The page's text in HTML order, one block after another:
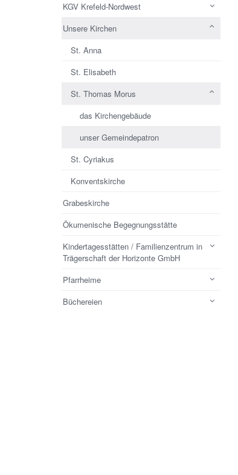
KGV Krefeld-Nordwest
Unsere Kirchen
St. Anna
St. Elisabeth
St. Thomas Morus
das Kirchengebäude
unser Gemeindepatron
St. Cyriakus
Konventskirche
Grabeskirche
Ökumenische Begegnungsstätte
Kindertagesstätten / Familienzentrum in
Trägerschaft der Horizonte GmbH
Pfarrheime
Büchereien